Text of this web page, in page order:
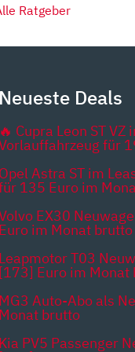
Ratgeber
Deals
Cupra Leon ST VZ
für
Astra ST im
135 Euro im
EX30
im Monat brutto
T03
Euro im Monat
Auto-Abo als
brutto
PV5 Passenger